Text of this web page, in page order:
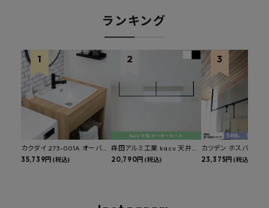
ランキング
カクダイ 273-001A オーバー
カウンタースロップシンク 選
35,739円 (税込)
森田アルミ工業 kacu 天井付
け物干し E型 サイズオーダー
20,790円 (税込)
カツデン ホスバ 天井
物干し 標準サイズ ス
23,375円 (税込)